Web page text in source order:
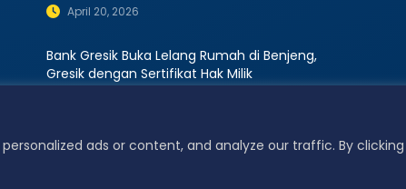
ads or content, and analyze our traffic. By clicking
April 20, 2026
Bank Gresik Buka Lelang Rumah di Benjeng,
Gresik dengan Sertifikat Hak Milik
reserved